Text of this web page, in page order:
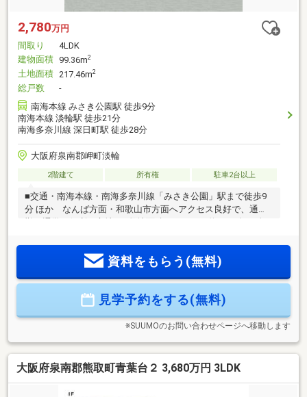
2,780万円
間取り
4LDK
建物面積 99.36m2
土地面積 217.46m2
総戸数
-
南海本線 みさき公園駅 徒歩9分
南海本線 淡輪駅 徒歩21分
南海多奈川線 深日町駅 徒歩28分
大阪府泉南郡岬町淡輪
2階建て 所有権 駐車2台以上
■交通・南海本線・南海多奈川線「みさき公園」駅まで徒歩9
分 ほか なんば方面・和歌山市方面へアクセス良好で、通
お好みに合わせて選択いただけます◎■ご家族の会話が自然と
広がる、対面式キッチンとリビングイン階段。■3台分のカー
多目的にお使いいただけます。■周辺環境・ローソンみさき公
園前店 徒歩8分・ウエルシア岬淡輪店 徒歩8分・淡輪小学
資料をもらう(無料)
見学予約をする(無料)
※SUUMOのお問い合わせページへ移動します
大阪府泉南郡熊取町青葉台２ 3,680万円 3LDK